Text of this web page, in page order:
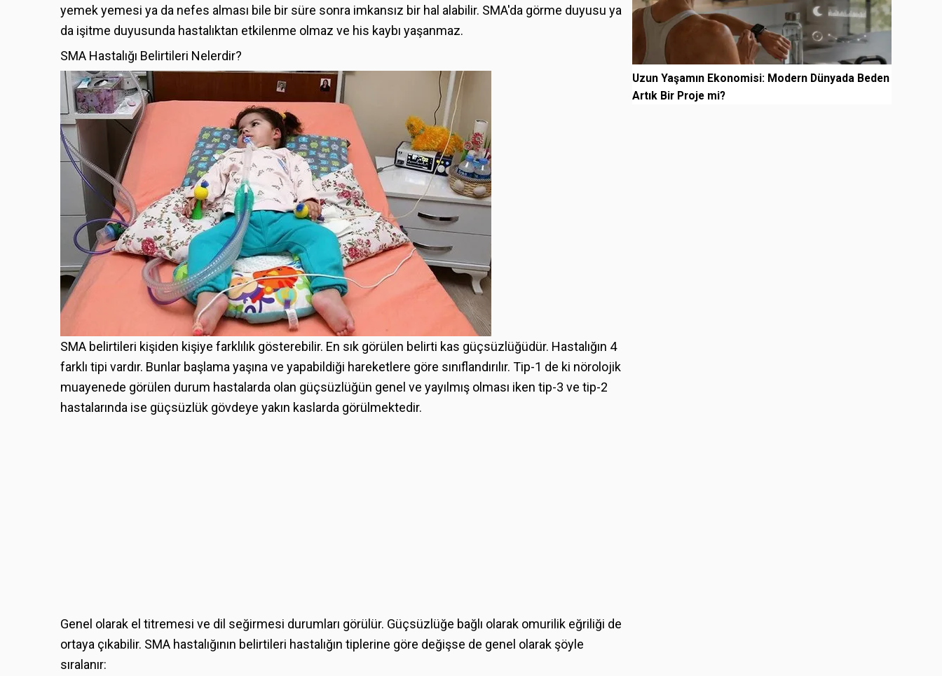
yemek yemesi ya da nefes alması bile bir süre sonra imkansız bir hal alabilir. SMA'da görme duyusu ya
da işitme duyusunda hastalıktan etkilenme olmaz ve his kaybı yaşanmaz.
SMA Hastalığı Belirtileri Nelerdir?
SMA belirtileri kişiden kişiye farklılık gösterebilir. En sık görülen belirti kas güçsüzlüğüdür. Hastalığın 4
farklı tipi vardır. Bunlar başlama yaşına ve yapabildiği hareketlere göre sınıflandırılır. Tip-1 de ki nörolojik
muayenede görülen durum hastalarda olan güçsüzlüğün genel ve yayılmış olması iken tip-3 ve tip-2
hastalarında ise güçsüzlük gövdeye yakın kaslarda görülmektedir.
Genel olarak el titremesi ve dil seğirmesi durumları görülür. Güçsüzlüğe bağlı olarak omurilik eğriliği de
ortaya çıkabilir. SMA hastalığının belirtileri hastalığın tiplerine göre değişse de genel olarak şöyle
sıralanır:
Uzun Yaşamın Ekonomisi: Modern Dünyada Beden
Artık Bir Proje mi?